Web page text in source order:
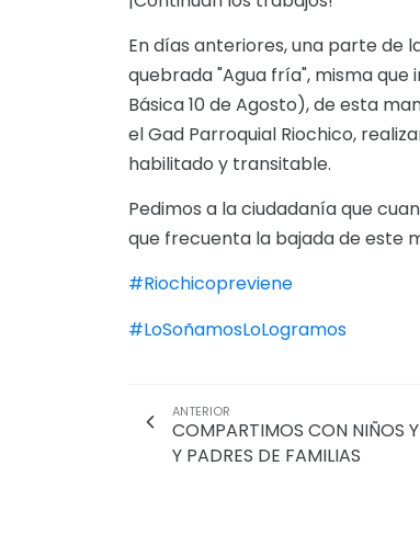
En días anteriores, una parte de
quebrada "Agua fría", misma
Básica 10 de Agosto), de esta
el Gad Parroquial Riochico,
habilitado y transitable.
Pedimos a la ciudadanía que
que frecuenta la bajada de este
#Riochicopreviene
#LoSoñamosLoLogramos
ANTERIOR
COMPARTIMOS CON NIÑOS
Y PADRES DE FAMILIAS